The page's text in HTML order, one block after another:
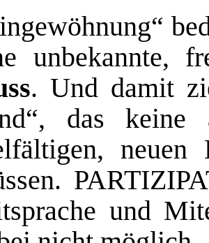
unbekannte,
. Und damit
das keine
neuen
und